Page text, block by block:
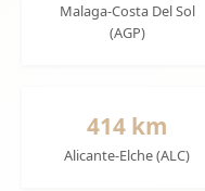
Malaga-Costa Del Sol
(AGP)
414 km
Alicante-Elche (ALC)